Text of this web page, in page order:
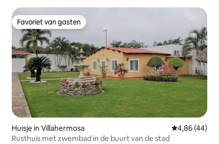
Favoriet van gasten
Favoriet van gasten
Huisje in Villahermosa Gemiddelde
4,86 (44)
Rusthuis met zwembad in de buurt van de stad